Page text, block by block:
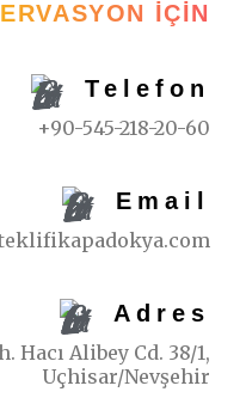
İÇIN
Telefon
+90-545-218-20-60
Email
Adres
Hacı Alibey Cd. 38/1,
Uçhisar/Nevşehir